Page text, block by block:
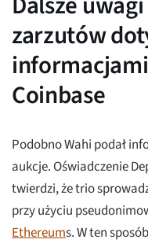
zarzutów
Coinbase
Podobno Wahi podał
aukcje. Oświadczenie
twierdzi, że trio
przy użyciu
Ethereums. W ten